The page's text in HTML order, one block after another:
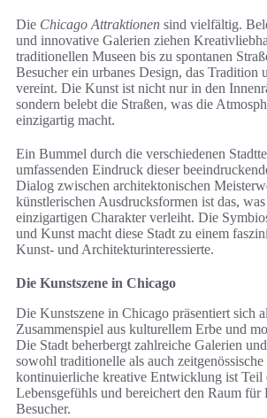
Die Chicago Attraktionen sind vielfältig.
und innovative Galerien ziehen
traditionellen Museen bis zu spontanen
Besucher ein urbanes Design, das Tradition
vereint. Die Kunst ist nicht nur in den
sondern belebt die Straßen, was die
einzigartig macht.
Ein Bummel durch die verschiedenen
umfassenden Eindruck dieser
Dialog zwischen architektonischen
künstlerischen Ausdrucksformen ist das,
einzigartigen Charakter verleiht. Die
und Kunst macht diese Stadt zu einem
Kunst- und Architekturinteressierte.
Die Kunstszene in Chicago
Die Kunstszene in Chicago präsentiert sich
Zusammenspiel aus kulturellem Erbe und
Die Stadt beherbergt zahlreiche Galerien
sowohl traditionelle als auch
kontinuierliche kreative Entwicklung ist Teil
Lebensgefühls und bereichert den Raum für
Besucher.